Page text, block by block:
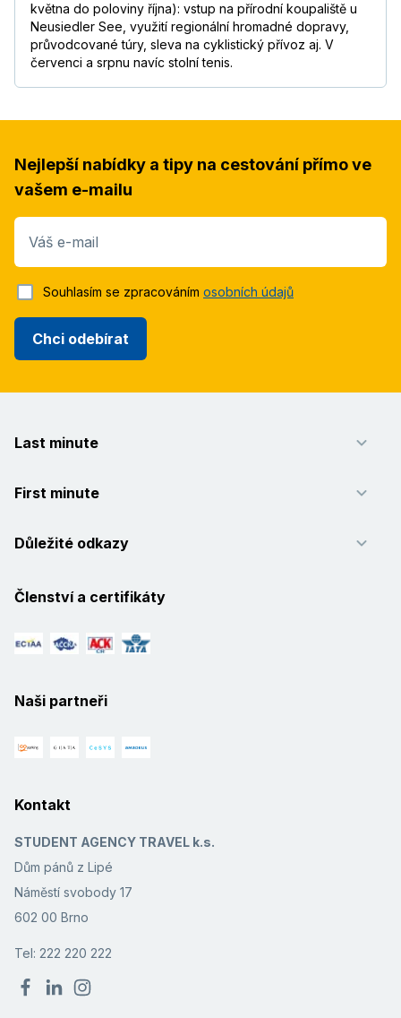
května do poloviny října): vstup na přírodní koupaliště u
Neusiedler See, využití regionální hromadné dopravy,
průvodcované túry, sleva na cyklistický přívoz aj. V
červenci a srpnu navíc stolní tenis.
Nejlepší nabídky a tipy na cestování přímo ve
vašem e-mailu
Váš e-mail
Chci odebírat
Souhlasím se zpracováním osobních údajů
Last minute
First minute
Důležité odkazy
Členství a certifikáty
Naši partneři
Kontakt
STUDENT AGENCY TRAVEL k.s.
Dům pánů z Lipé
Náměstí svobody 17
602 00 Brno
Tel: 222 220 222